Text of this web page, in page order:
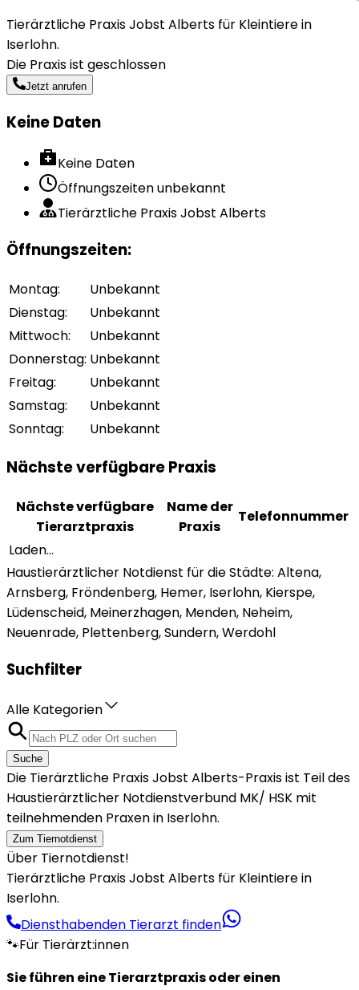
Tierärztliche Praxis Jobst Alberts für Kleintiere in
Iserlohn.
Die Praxis ist geschlossen
Jetzt anrufen
Keine Daten
Keine Daten
Öffnungszeiten unbekannt
Tierärztliche Praxis Jobst Alberts
Öffnungszeiten:
Montag:
Unbekannt
Dienstag:
Unbekannt
Mittwoch:
Unbekannt
Donnerstag: Unbekannt
Freitag:
Unbekannt
Samstag:
Unbekannt
Sonntag: Unbekannt
Nächste verfügbare Praxis
Nächste verfügbare
Tierarztpraxis
Name der
Praxis
Telefonnummer
Laden...
Haustierärztlicher Notdienst für die Städte: Altena,
Arnsberg, Fröndenberg, Hemer, Iserlohn, Kierspe,
Lüdenscheid, Meinerzhagen, Menden, Neheim,
Neuenrade, Plettenberg, Sundern, Werdohl
Suchfilter
Alle Kategorien
Suche
Die Tierärztliche Praxis Jobst Alberts-Praxis ist Teil des
Haustierärztlicher Notdienstverbund MK/ HSK mit
teilnehmenden Praxen in Iserlohn.
Zum Tiernotdienst
Über Tiernotdienst!
Tierärztliche Praxis Jobst Alberts für Kleintiere in
Iserlohn.
Diensthabenden Tierarzt finden
🐾Für Tierärzt:innen
Sie führen eine Tierarztpraxis oder einen